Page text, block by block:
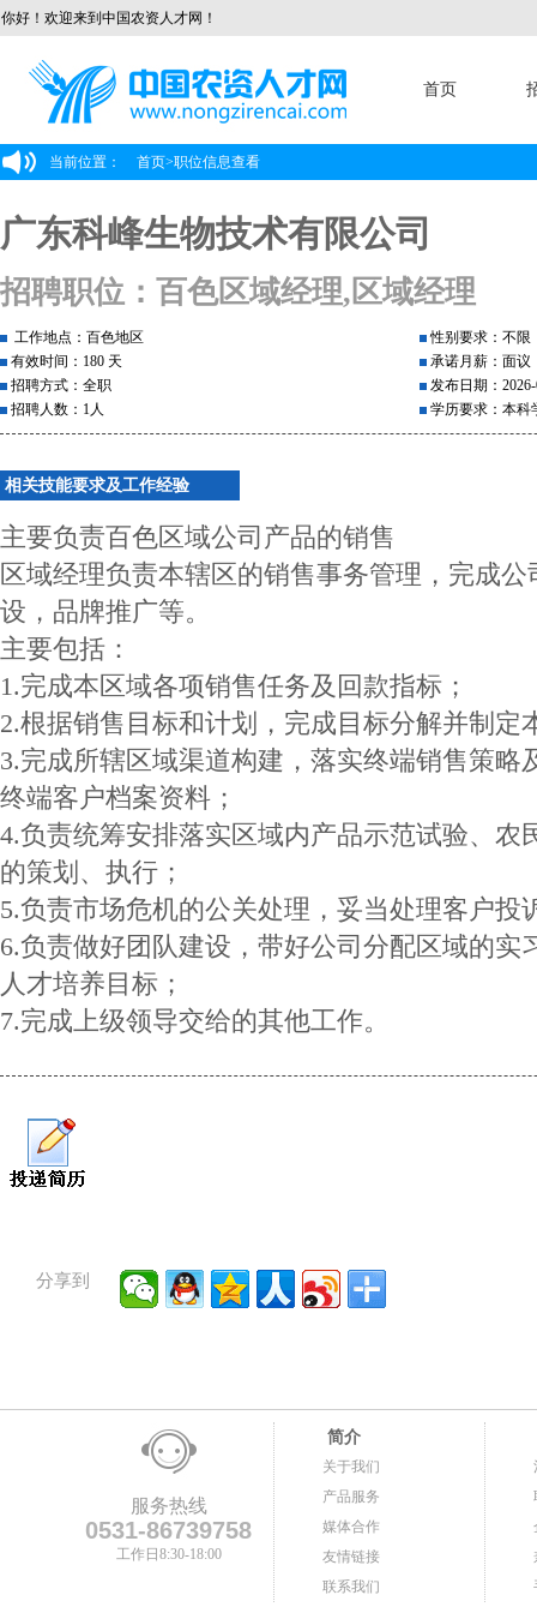
你好！欢迎来到中国农资人才网！
首页
当前位置： 首页>职位信息查看
广东科峰生物技术有限公司
招聘职位：百色区域经理,区域经理
工作地点：百色地区
有效时间：180 天
招聘方式：全职
招聘人数：1人
性别要求：不限
承诺月薪：面议
发布日期：
学历要求：本科
相关技能要求及工作经验
主要负责百色区域公司产品的销售
区域经理负责本辖区的销售事务管理，完成
设，品牌推广等。
主要包括：
1.完成本区域各项销售任务及回款指标；
2.根据销售目标和计划，完成目标分解并制定
3.完成所辖区域渠道构建，落实终端销售策略
终端客户档案资料；
4.负责统筹安排落实区域内产品示范试验、农
的策划、执行；
5.负责市场危机的公关处理，妥当处理客户投
6.负责做好团队建设，带好公司分配区域的实
人才培养目标；
7.完成上级领导交给的其他工作。
分享到
服务热线
0531-86739758
工作日8:30-18:00
简介
关于我们
产品服务
媒体合作
友情链接
联系我们